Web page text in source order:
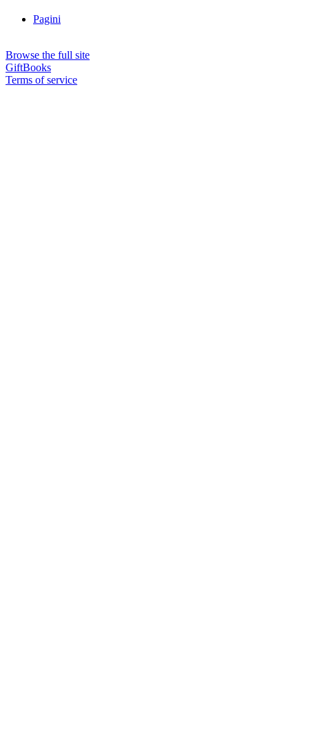
Pagini
Browse the full site
GiftBooks
Terms of service